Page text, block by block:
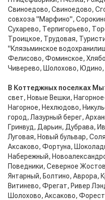
Свиноедово, Свиноедово,
совхоза "Марфино",
Сухарево, Терпигорьево,
Троицкое, Трудовая,
"Клязьминское
Фелисово, Фоминское,
Чиверево, Шолохово,
В Коттеджных поселках
свет, Новые Вешки,
Нагорное, Нехлюдово,
город, Лазурный берег,
Гринвуд, Дарьин, Дубрава,
Луговая, Новый бульвар,
Аксаково, Фортуна,
Набережный,
Поведники, Северное
Янтарный, Болтино, Аврора,
Витинево, Фрегат, Ривер
Шолохово, Аксаково,